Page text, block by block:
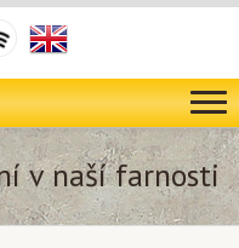
v naší farnosti